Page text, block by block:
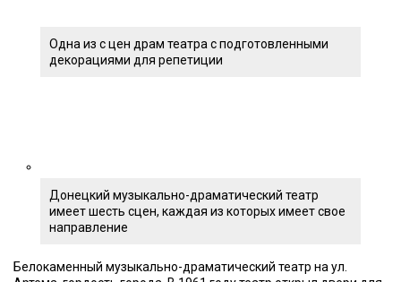
Одна из с цен драм театра с подготовленными
декорациями для репетиции
Донецкий музыкально-драматический театр
имеет шесть сцен, каждая из которых имеет свое
направление
Белокаменный музыкально-драматический театр на ул.